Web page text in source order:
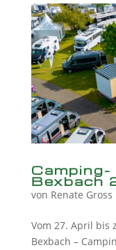
Bexbach
von Renate Gross
Vom 27. April bis
Bexbach –